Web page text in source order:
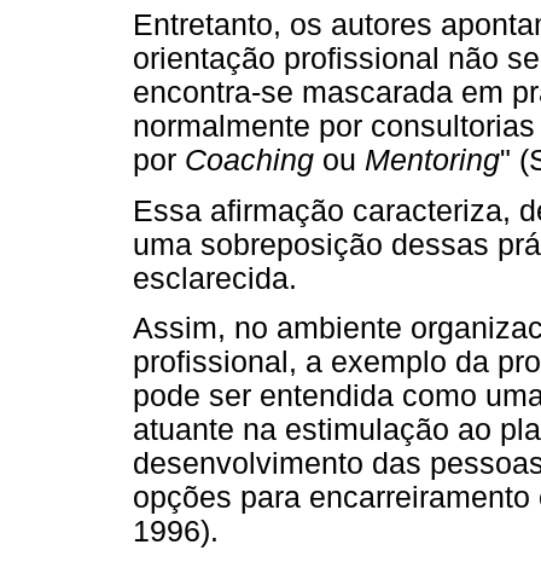
Entretanto, os autores
orientação profissional não
encontra-se mascarada em
normalmente por
por Coaching ou Mentoring"
Essa afirmação caracteriza,
uma sobreposição dessas
esclarecida.
Assim, no ambiente
profissional, a exemplo da
pode ser entendida como
atuante na estimulação ao
desenvolvimento das
opções para
1996).